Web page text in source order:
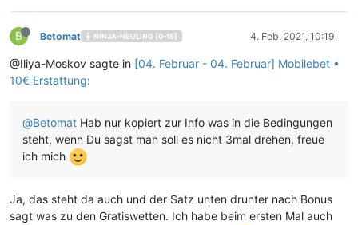
B Betomat NINJA-NEULING [0-15] 4. Feb. 2021, 10:19
@Iliya-Moskov sagte in [04. Februar - 04. Februar] Mobilebet •
10€ Erstattung:
@Betomat Hab nur kopiert zur Info was in die Bedingungen
steht, wenn Du sagst man soll es nicht 3mal drehen, freue
ich mich
Ja, das steht da auch und der Satz unten drunter nach Bonus
sagt was zu den Gratiswetten. Ich habe beim ersten Mal auch